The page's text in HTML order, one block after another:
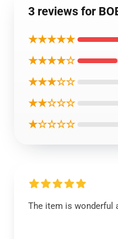
3 reviews for
★★★★★
★★★★☆
★★★☆☆
★★☆☆☆
★☆☆☆☆
The item is wonderful